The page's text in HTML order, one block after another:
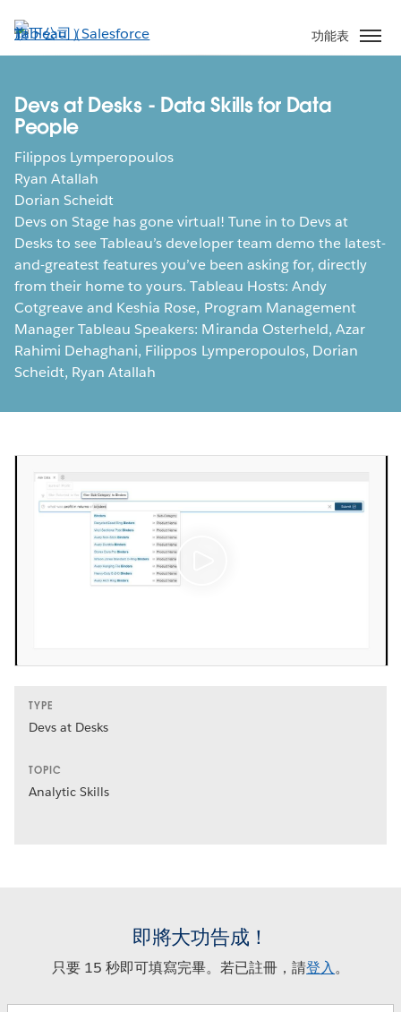
至
主
功能表
Devs at Desks - Data Skills for Data
People
Filippos Lymperopoulos
Ryan Atallah
Dorian Scheidt
Devs on Stage has gone virtual! Tune in to Devs at
Desks to see Tableau’s developer team demo the latest-
and-greatest features you’ve been asking for, directly
from their home to yours. Tableau Hosts: Andy
Cotgreave and Keshia Rose, Program Management
Manager Tableau Speakers: Miranda Osterheld, Azar
Rahimi Dehaghani, Filippos Lymperopoulos, Dorian
Scheidt, Ryan Atallah
TYPE
Devs at Desks
TOPIC
Analytic Skills
即將大功告成！
只要 15 秒即可填寫完畢。若已註冊，請登入。